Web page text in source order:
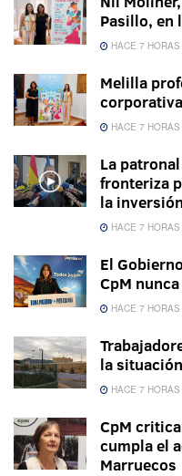
Pasillo, en
HACE 7 HORAS
Melilla
HACE 7 HORAS
La
fronteriza
la
HACE 7 HORAS
El
CpM
HACE 7 HORAS
la
HACE 7 HORAS
CpM
cumpla el
Marruecos